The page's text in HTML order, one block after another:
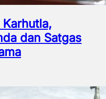
dan Satgas